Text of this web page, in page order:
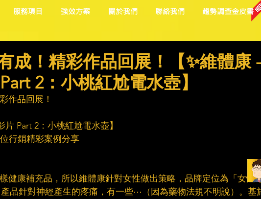
服務項目 強效方案 關於我們 聯絡我們 趨勢調查金皮書
成！精彩作品回展！​​【✨維體康 -
2：小桃紅尬電水壺】​
作品回展！​
片 Part 2：小桃紅尬電水壺】​
行銷精彩案例分享​
健康補充品，所以維體康針對女性做出策略，品牌定位為「女性
品針對神經產生的疼痛，有一些⋯（因為藥物法規不明說）。基